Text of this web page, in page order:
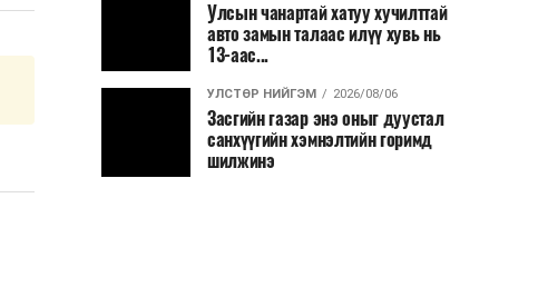
Улсын чанартай хатуу хучилттай
авто замын талаас илүү хувь нь
13-аас...
УЛСТӨР НИЙГЭМ 2026/08/06
Засгийн газар энэ оныг дуустал
санхүүгийн хэмнэлтийн горимд
шилжинэ